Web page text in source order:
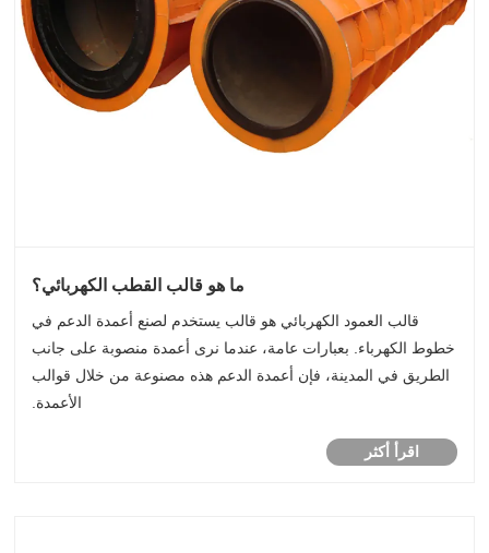
ما هو قالب القطب الكهربائي؟
قالب العمود الكهربائي هو قالب يستخدم لصنع أعمدة الدعم في
خطوط الكهرباء. بعبارات عامة، عندما نرى أعمدة منصوبة على جانب
الطريق في المدينة، فإن أعمدة الدعم هذه مصنوعة من خلال قوالب
الأعمدة.
اقرأ أكثر